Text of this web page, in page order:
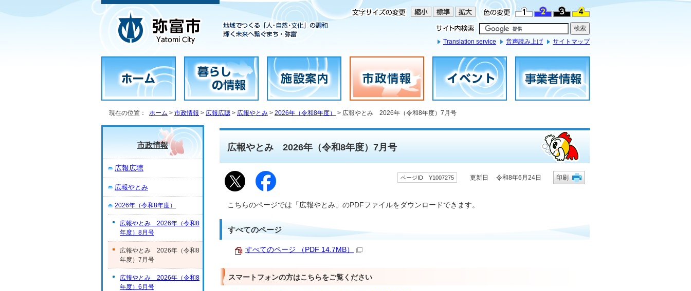
Translation service 音声読み上げ サイトマップ
現在の位置： ホーム > 市政情報 > 広報広聴 > 広報やとみ > 2026年（令和8年度） > 広報やとみ 2026年（令和8年度）7月号
広報やとみ 2026年（令和8年度）7月号
ページID Y1007275 更新日 令和8年6月24日 印刷
こちらのページでは「広報やとみ」のPDFファイルをダウンロードできます。
すべてのページ
すべてのページ （PDF 14.7MB）
スマートフォンの方はこちらをご覧ください
市政情報
広報広聴
広報やとみ
2026年（令和8年度）
広報やとみ 2026年（令和8
年度）8月号
広報やとみ 2026年（令和8
年度）7月号
広報やとみ 2026年（令和8
年度）6月号